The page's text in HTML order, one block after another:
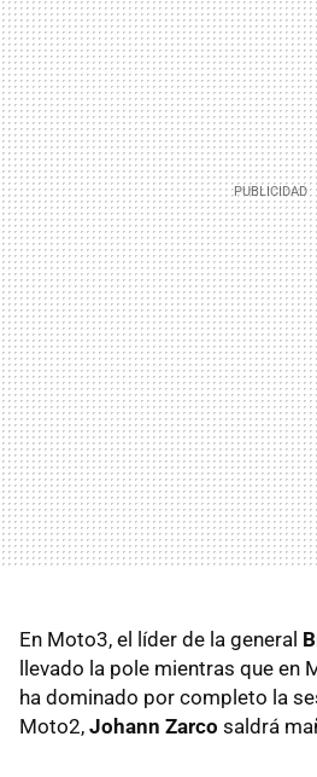
En Moto3, el líder de la general
llevado la pole mientras que en
ha dominado por completo la
Moto2, Johann Zarco saldrá